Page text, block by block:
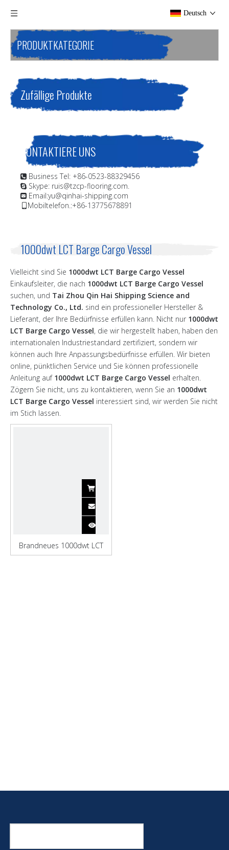
Deutsch
PRODUKTKATEGORIE
Zufällige Produkte
KONTAKTIERE UNS
 Business Tel: +86-0523-88329456
 Skype: ruis@tzcp-flooring.com.
 Email:yu@qinhai-shipping.com
Mobiltelefon.:+86-13775678891
1000dwt LCT Barge Cargo Vessel
Vielleicht sind Sie 1000dwt LCT Barge Cargo Vessel
Einkaufsleiter, die nach 1000dwt LCT Barge Cargo Vessel
suchen, und Tai Zhou Qin Hai Shipping Science and
Technology Co., Ltd. sind ein professioneller Hersteller &
Lieferant, der Ihre Bedürfnisse erfüllen kann. Nicht nur 1000dwt
LCT Barge Cargo Vessel, die wir hergestellt haben, haben den
internationalen Industriestandard zertifiziert, sondern wir
können auch Ihre Anpassungsbedürfnisse erfüllen. Wir bieten
online, pünktlichen Service und Sie können professionelle
Anleitung auf 1000dwt LCT Barge Cargo Vessel erhalten.
Zögern Sie nicht, uns zu kontaktieren, wenn Sie an 1000dwt
LCT Barge Cargo Vessel interessiert sind, wir werden Sie nicht
im Stich lassen.
Brandneues 1000dwt LCT
Barge Frachtschiff für den